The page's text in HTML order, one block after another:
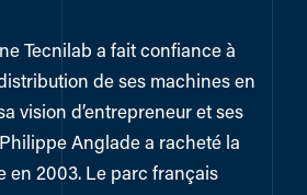
Tecnilab a fait confiance à
de ses machines en
vision d’entrepreneur et ses
Anglade a racheté la
en 2003. Le parc français